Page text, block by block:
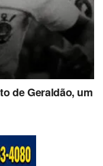
de Geraldão, um